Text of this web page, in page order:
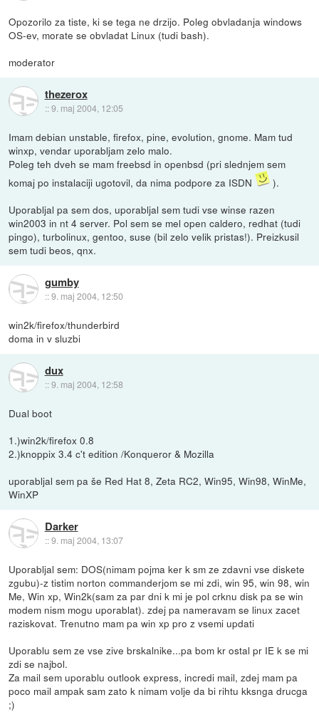
Opozorilo za tiste, ki se tega ne drzijo. Poleg obvladanja windows
OS-ev, morate se obvladat Linux (tudi bash).
moderator
thezerox
::9. maj 2004, 12:05
Imam debian unstable, firefox, pine, evolution, gnome. Mam tud
winxp, vendar uporabljam zelo malo.
Poleg teh dveh se mam freebsd in openbsd (pri slednjem sem
komaj po instalaciji ugotovil, da nima podpore za ISDN
).
Uporabljal pa sem dos, uporabljal sem tudi vse winse razen
win2003 in nt 4 server. Pol sem se mel open caldero, redhat (tudi
pingo), turbolinux, gentoo, suse (bil zelo velik pristas!). Preizkusil
sem tudi beos, qnx.
gumby
::9. maj 2004, 12:50
win2k/firefox/thunderbird
doma in v sluzbi
dux
::9. maj 2004, 12:58
Dual boot
1.)win2k/firefox 0.8
2.)knoppix 3.4 c't edition /Konqueror & Mozilla
uporabljal sem pa še Red Hat 8, Zeta RC2, Win95, Win98, WinMe,
WinXP
Darker
::9. maj 2004, 13:07
Uporabljal sem: DOS(nimam pojma ker k sm ze zdavni vse diskete
zgubu)-z tistim norton commanderjom se mi zdi, win 95, win 98, win
Me, Win xp, Win2k(sam za par dni k mi je pol crknu disk pa se win
modem nism mogu uporablat). zdej pa nameravam se linux zacet
raziskovat. Trenutno mam pa win xp pro z vsemi updati
Uporablu sem ze vse zive brskalnike...pa bom kr ostal pr IE k se mi
zdi se najbol.
Za mail sem uporablu outlook express, incredi mail, zdej mam pa
poco mail ampak sam zato k nimam volje da bi rihtu kksnga drucga
;)